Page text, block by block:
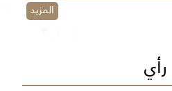
المزيد
رأي